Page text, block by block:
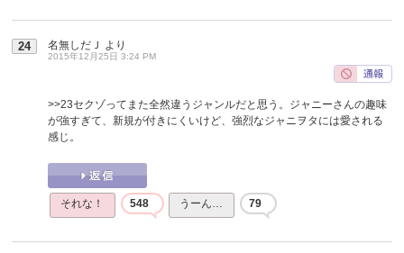
24 名無しだＪ より
2015年12月25日 3:24 PM
>>23セクゾってまた全然違うジャンルだと思う。ジャニーさんの趣味
が強すぎて、新規が付きにくいけど、強烈なジャニヲタには愛される
感じ。
それな！ 548 うーん… 79